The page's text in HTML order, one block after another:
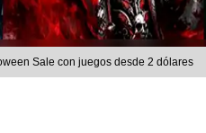
Sale con juegos desde 2 dólares